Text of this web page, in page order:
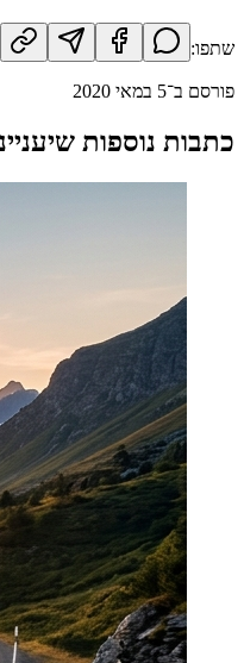
שתפו:
פורסם ב־5 במאי 2020
כתבות נוספות